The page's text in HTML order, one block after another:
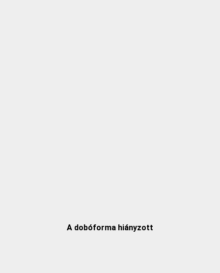
A dobóforma hiányzott